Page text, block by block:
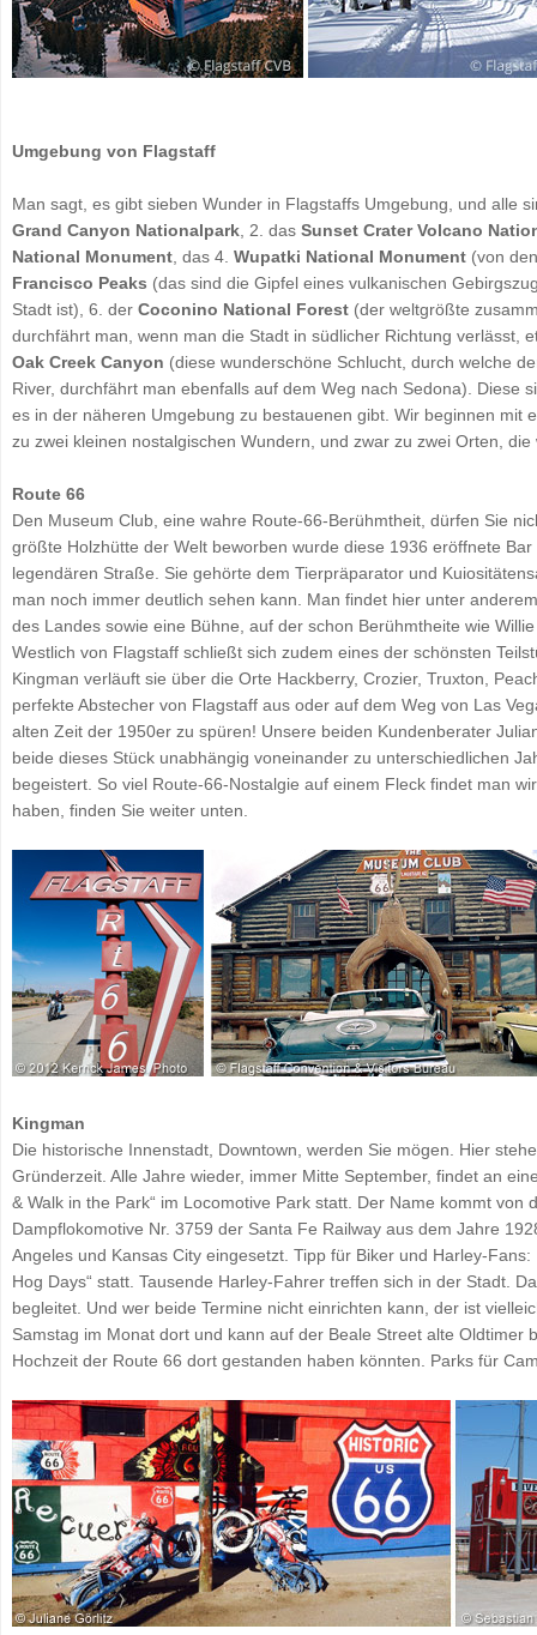
Umgebung von Flagstaff
Man sagt, es gibt sieben Wunder in Flagstaffs Umgebung, und alle
Grand Canyon Nationalpark , 2. das Sunset Crater Volcano
National Monument , das 4. Wupatki National Monument (von
Francisco Peaks (das sind die Gipfel eines vulkanischen
Stadt ist), 6. der Coconino National Forest (der weltgrößte
durchfährt man, wenn man die Stadt in südlicher Richtung verlässt,
Oak Creek Canyon (diese wunderschöne Schlucht, durch welche
River, durchfährt man ebenfalls auf dem Weg nach Sedona). Diese
es in der näheren Umgebung zu bestauenen gibt. Wir beginnen mit
zu zwei kleinen nostalgischen Wundern, und zwar zu zwei Orten,
Route 66
Den Museum Club, eine wahre Route-66-Berühmtheit, dürfen Sie
größte Holzhütte der Welt beworben wurde diese 1936 eröffnete
legendären Straße. Sie gehörte dem Tierpräparator und
man noch immer deutlich sehen kann. Man findet hier unter
des Landes sowie eine Bühne, auf der schon Berühmtheite wie
Westlich von Flagstaff schließt sich zudem eines der schönsten
Kingman verläuft sie über die Orte Hackberry, Crozier, Truxton,
perfekte Abstecher von Flagstaff aus oder auf dem Weg von Las
alten Zeit der 1950er zu spüren! Unsere beiden Kundenberater
beide dieses Stück unabhängig voneinander zu unterschiedlichen
begeistert. So viel Route-66-Nostalgie auf einem Fleck findet man
haben, finden Sie weiter unten.
Kingman
Die historische Innenstadt, Downtown, werden Sie mögen. Hier
Gründerzeit. Alle Jahre wieder, immer Mitte September, findet an
& Walk in the Park“ im Locomotive Park statt. Der Name kommt von
Dampflokomotive Nr. 3759 der Santa Fe Railway aus dem Jahre
Angeles und Kansas City eingesetzt. Tipp für Biker und Harley-
Hog Days“ statt. Tausende Harley-Fahrer treffen sich in der Stadt.
begleitet. Und wer beide Termine nicht einrichten kann, der ist
Samstag im Monat dort und kann auf der Beale Street alte Oldtimer
Hochzeit der Route 66 dort gestanden haben könnten. Parks für